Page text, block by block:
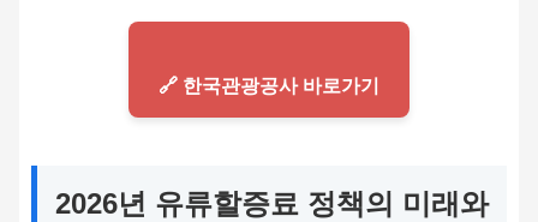
🔗 한국관광공사 바로가기
2026년 유류할증료 정책의 미래와